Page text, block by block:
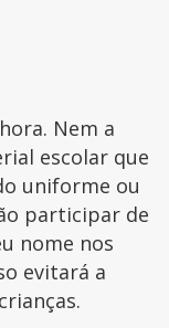
Nem a
escolar que
uniforme ou
participar de
nome nos
evitará a